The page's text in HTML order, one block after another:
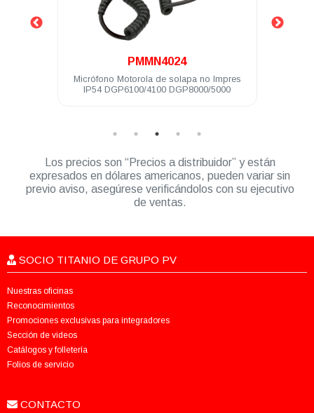
PMMN4024
Micrófono Motorola de solapa no Impres
IP54 DGP6100/4100 DGP8000/5000
Los precios son “Precios a distribuidor” y están
expresados en dólares americanos, pueden variar sin
previo aviso, asegúrese verificándolos con su ejecutivo
de ventas.
SOCIO TITANIO DE GRUPO PV
Nuestras oficinas
Reconocimientos
Promociones exclusivas para integradores
Sección de videos
Catálogos y folletería
Folios de servicio
CONTACTO